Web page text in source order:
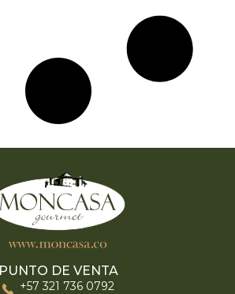
PUNTO DE VENTA
+57 321 736 0792